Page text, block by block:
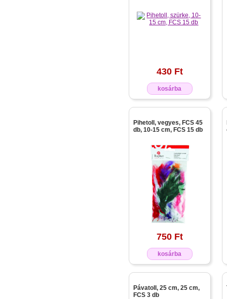
430 Ft
kosárba
Pihetoll, vegyes, FCS 45
db, 10-15 cm, FCS 15 db
750 Ft
kosárba
Pávatoll, 25 cm, 25 cm,
FCS 3 db